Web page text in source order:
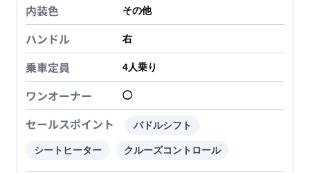
内装色 その他
ハンドル 右
乗車定員 4人乗り
ワンオーナー ◯
セールスポイント パドルシフト
シートヒーター クルーズコントロール